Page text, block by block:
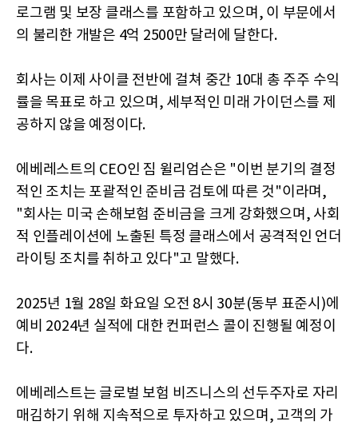
로그램 및 보장 클래스를 포함하고 있으며, 이 부문에서
의 불리한 개발은 4억 2500만 달러에 달한다.
회사는 이제 사이클 전반에 걸쳐 중간 10대 총 주주 수익
률을 목표로 하고 있으며, 세부적인 미래 가이던스를 제
공하지 않을 예정이다.
에베레스트의 CEO인 짐 윌리엄슨은 "이번 분기의 결정
적인 조치는 포괄적인 준비금 검토에 따른 것"이라며,
"회사는 미국 손해보험 준비금을 크게 강화했으며, 사회
적 인플레이션에 노출된 특정 클래스에서 공격적인 언더
라이팅 조치를 취하고 있다"고 말했다.
2025년 1월 28일 화요일 오전 8시 30분(동부 표준시)에
예비 2024년 실적에 대한 컨퍼런스 콜이 진행될 예정이
다.
에베레스트는 글로벌 보험 비즈니스의 선두주자로 자리
매김하기 위해 지속적으로 투자하고 있으며, 고객의 가